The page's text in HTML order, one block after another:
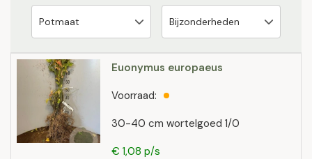
Euonymus europaeus
30-40 cm wortelgoed 1/0
Voorraad:
€ 1,08 p/s